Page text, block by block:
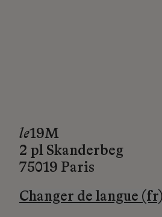
le19M
2 pl Skanderbeg
75019 Paris
Changer de langue (fr)